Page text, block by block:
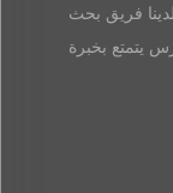
فريق بحث
يتمتع بخبرة